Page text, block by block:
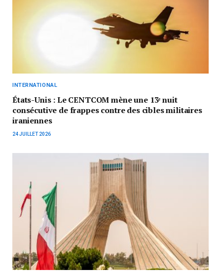
INTERNATIONAL
États-Unis : Le CENTCOM mène une 13ᵉ nuit
consécutive de frappes contre des cibles militaires
iraniennes
24 JUILLET 2026